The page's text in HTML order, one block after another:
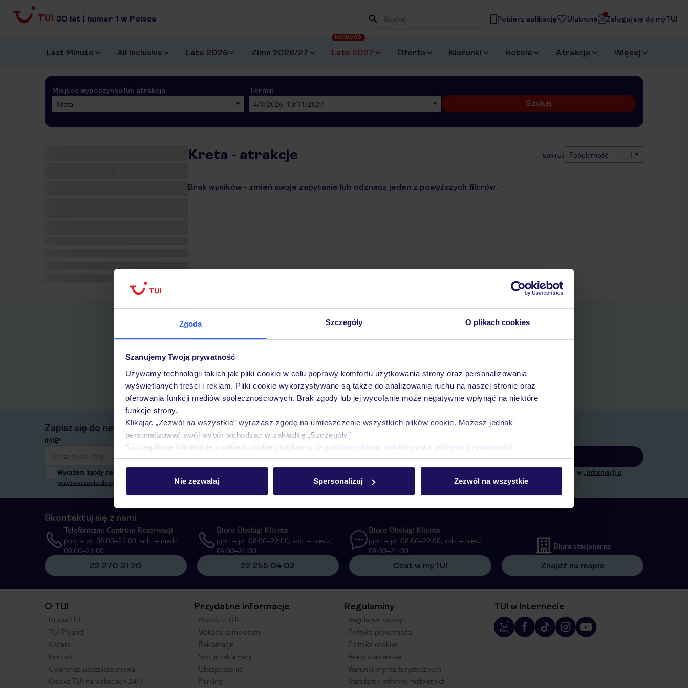
Zgoda Szczegóły O plikach cookies
Szanujemy Twoją prywatność
Używamy technologii takich jak pliki cookie w celu poprawy komfortu użytkowania strony oraz personalizowania
wyświetlanych treści i reklam. Pliki cookie wykorzystywane są także do analizowania ruchu na naszej stronie oraz
oferowania funkcji mediów społecznościowych. Brak zgody lub jej wycofanie może negatywnie wpłynąć na niektóre
funkcje strony.
Klikając „Zezwól na wszystkie” wyrażasz zgodę na umieszczenie wszystkich plików cookie. Możesz jednak
personalizować swój wybór wchodząc w zakładkę „Szczegóły”
Szczegółowe informacje o plikach cookie znajdziesz w polityce plików cookies oraz polityce prywatności
Nie zezwalaj Spersonalizuj Zezwól na wszystkie
30 lat | numer 1 w Polsce Pobierz aplikację Ulubione Zaloguj się do myTUI
Last Minute All Inclusive Lato 2026 Zima 2026/27 Lato 2027
NOWOŚĆ
Oferta Kierunki Hotele Atrakcje Więcej
Miejsce wypoczynku lub atrakcja
Kreta
Termin
4/1/2026-10/31/2027 Szukaj
Kreta - atrakcje SORTUJ Popularność
Brak wyników - zmień swoje zapytanie lub odznacz jeden z powyższych filtrów.
Pobierz bezpłatną aplikację TUI
Szybkie wyszukiwanie i przeglądanie ofert
Kontakt z TUI i wszystkie informacje o Twojej rezerwacji w myTUI
Zapisz się do newslettera
IMIĘ* E-MAIL*
Zapisz się
Wyrażam zgodę na przetwarzanie danych osobowych przez TUI Poland Sp. z o.o. i TUI Poland Dystrybucja Sp. z o.o. w celach marketingowych, w zakresie oraz celu wskazanym w „Informacji o
przetwarzaniu danych osobowych”
, poprzez elektroniczną formę komunikacji (e-mail), także z użyciem tzw. automatycznych systemów wywołujących.
Skontaktuj się z nami
Telefoniczne Centrum Rezerwacji
pon. – pt. 08:00–22:00, sob. – niedz.
09:00–21:00
22 270 31 20
Biuro Obsługi Klienta
pon. – pt. 08:00–22:00, sob. – niedz.
09:00–21:00
22 255 04 02
Biuro Obsługi Klienta
pon. – pt. 08:00–22:00, sob. – niedz.
09:00–21:00
Czat w myTUI
Biura stacjonarne
Znajdź na mapie
O TUI
Grupa TUI
TUI Poland
Kariera
Kontakt
Gwarancja ubezpieczeniowa
Opieka TUI na wakacjach 24/7
Przydatne informacje
Podróż z TUI
Wakacje samolotem
Reklamacje
Status reklamacji
Ubezpieczenia
Parkingi
Regulaminy
Regulamin strony
Polityka prywatności
Polityka cookies
Bilety czarterowe
Warunki imprez turystycznych
Standardy ochrony małoletnich
TUI w Internecie